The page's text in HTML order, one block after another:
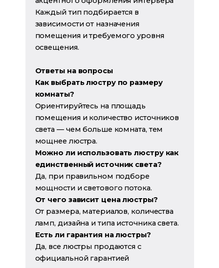
Каждый тип подбирается в
зависимости от назначения
помещения и требуемого уровня
освещения.
Ответы на вопросы
Как выбрать люстру по размеру
комнаты?
Ориентируйтесь на площадь
помещения и количество источников
света — чем больше комната, тем
мощнее люстра.
Можно ли использовать люстру как
единственный источник света?
Да, при правильном подборе
мощности и светового потока.
От чего зависит цена люстры?
От размера, материалов, количества
ламп, дизайна и типа источника света.
Есть ли гарантия на люстры?
Да, все люстры продаются с
официальной гарантией